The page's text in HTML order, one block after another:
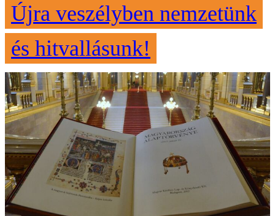
Újra veszélyben nemzetünk
és hitvallásunk!